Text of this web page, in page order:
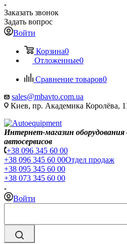
Заказать звонок
Задать вопрос
Войти
Корзина0
Отложенные0
Сравнение товаров0
sales@mbavto.com.ua
Киев, пр. Академика Королёва,
Интернет-магазин
автосервисов
+38 096 345 60 00
+38 096 345 60 00Отдел продаж
+38 095 345 60 00
+38 073 345 60 00
Войти